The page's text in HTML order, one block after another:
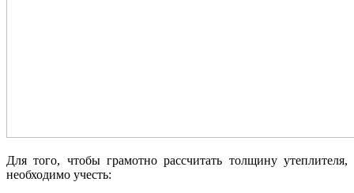
Для того, чтобы грамотно рассчитать толщину утеплителя,
необходимо учесть: